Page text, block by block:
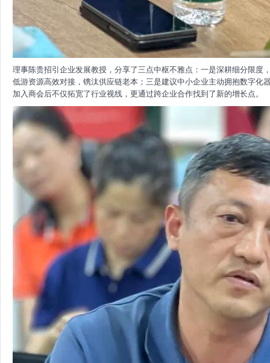
理事陈贵招引企业发展教授，分享了三点中枢不雅点：一是深耕细分限度
低游资源高效对接，镌汰供应链老本；三是建议中小企业主动拥抱数字化
加入商会后不仅拓宽了行业视线，更通过跨企业合作找到了新的增长点。